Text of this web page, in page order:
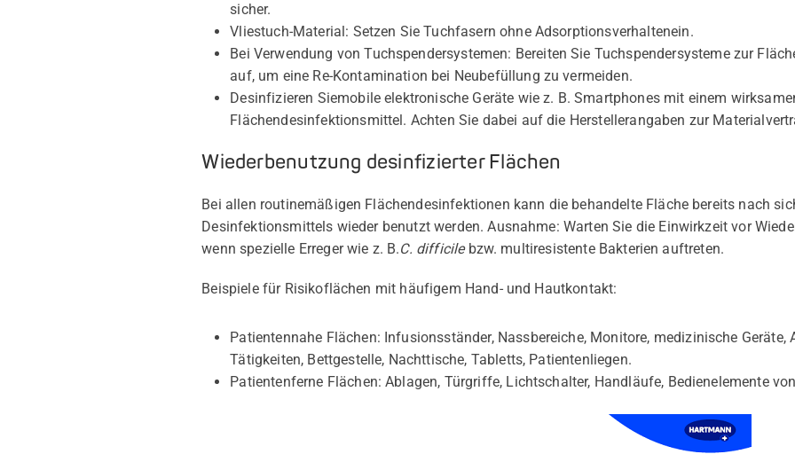
sicher.
Vliestuch-Material: Setzen Sie Tuchfasern ohne Adsorptionsverhaltenein.
Bei Verwendung von Tuchspendersystemen: Bereiten Sie Tuchspendersysteme zur
auf, um eine Re-Kontamination bei Neubefüllung zu vermeiden.
Desinfizieren Siemobile elektronische Geräte wie z. B. Smartphones mit einem
Flächendesinfektionsmittel. Achten Sie dabei auf die Herstellerangaben zur
Wiederbenutzung desinfizierter Flächen
Bei allen routinemäßigen Flächendesinfektionen kann die behandelte Fläche bereits nach
Desinfektionsmittels wieder benutzt werden. Ausnahme: Warten Sie die Einwirkzeit vor
wenn spezielle Erreger wie z. B.C. difficile bzw. multiresistente Bakterien auftreten.
Beispiele für Risikoflächen mit häufigem Hand- und Hautkontakt:
Patientennahe Flächen: Infusionsständer, Nassbereiche, Monitore, medizinische
Tätigkeiten, Bettgestelle, Nachttische, Tabletts, Patientenliegen.
Patientenferne Flächen: Ablagen, Türgriffe, Lichtschalter, Handläufe, Bedienelemente